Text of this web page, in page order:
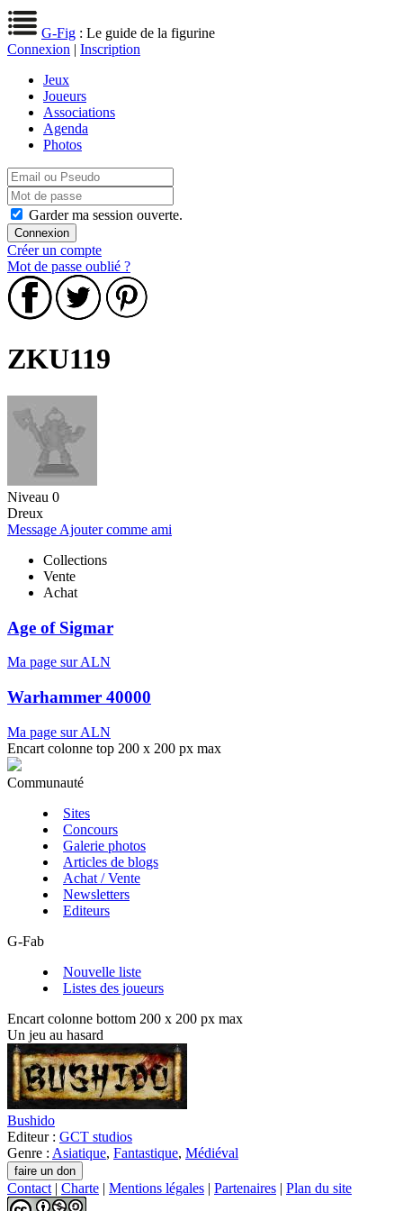
G-Fig : Le guide de la figurine
Connexion | Inscription
Jeux
Joueurs
Associations
Agenda
Photos
Garder ma session ouverte.
Créer un compte
Mot de passe oublié ?
ZKU119
Niveau 0
Dreux
Message Ajouter comme ami
Collections
Vente
Achat
Age of Sigmar
Ma page sur ALN
Warhammer 40000
Ma page sur ALN
Encart colonne top 200 x 200 px max
Communauté
Sites
Concours
Galerie photos
Articles de blogs
Achat / Vente
Newsletters
Editeurs
G-Fab
Nouvelle liste
Listes des joueurs
Encart colonne bottom 200 x 200 px max
Un jeu au hasard
Bushido
Editeur : GCT studios
Genre : Asiatique, Fantastique, Médiéval
Contact | Charte | Mentions légales | Partenaires | Plan du site